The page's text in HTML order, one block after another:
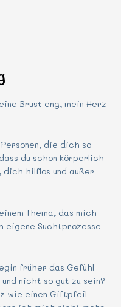
Brust eng, mein Herz
Personen, die dich so
du schon körperlich
dich hilflos und außer
Thema, das mich
eigene Suchtprozesse
früher das Gefühl
nicht so gut zu sein?
wie einen Giftpfeil